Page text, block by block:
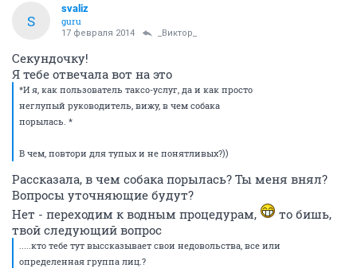
S
svaliz
guru
17 февраля 2014 _Виктор_
Секундочку!
Я тебе отвечала вот на это
*И я, как пользователь таксо-услуг, да и как просто
неглупый руководитель, вижу, в чем собака
порылась. *
В чем, повтори для тупых и не понятливых?))
Рассказала, в чем собака порылась? Ты меня внял?
Вопросы уточняющие будут?
Нет - переходим к водным процедурам,
то бишь,
твой следующий вопрос
.....кто тебе тут выссказывает свои недовольства, все или
определенная группа лиц.?